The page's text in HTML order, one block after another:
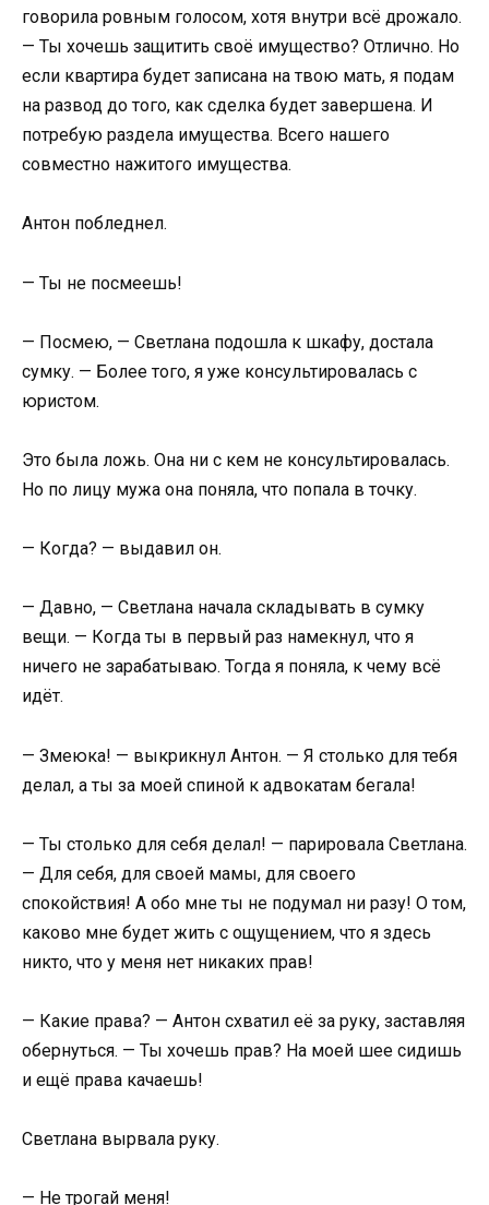
говорила ровным голосом, хотя внутри всё дрожало.
— Ты хочешь защитить своё имущество? Отлично. Но
если квартира будет записана на твою мать, я подам
на развод до того, как сделка будет завершена. И
потребую раздела имущества. Всего нашего
совместно нажитого имущества.
Антон побледнел.
— Ты не посмеешь!
— Посмею, — Светлана подошла к шкафу, достала
сумку. — Более того, я уже консультировалась с
юристом.
Это была ложь. Она ни с кем не консультировалась.
Но по лицу мужа она поняла, что попала в точку.
— Когда? — выдавил он.
— Давно, — Светлана начала складывать в сумку
вещи. — Когда ты в первый раз намекнул, что я
ничего не зарабатываю. Тогда я поняла, к чему всё
идёт.
— Змеюка! — выкрикнул Антон. — Я столько для тебя
делал, а ты за моей спиной к адвокатам бегала!
— Ты столько для себя делал! — парировала Светлана.
— Для себя, для своей мамы, для своего
спокойствия! А обо мне ты не подумал ни разу! О том,
каково мне будет жить с ощущением, что я здесь
никто, что у меня нет никаких прав!
— Какие права? — Антон схватил её за руку, заставляя
обернуться. — Ты хочешь прав? На моей шее сидишь
и ещё права качаешь!
Светлана вырвала руку.
— Не трогай меня!